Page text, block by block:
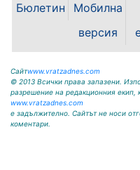
работи без
рекордно ниските
Дунав. Това заяви
Бюлетин
Мобилна
версия
Сайтwww.vratzadnes.com
© 2013 Всички права запазени.
разрешение на редакционния екип,
www.vratzadnes.com
е задължително. Сайтът не носи
коментари.